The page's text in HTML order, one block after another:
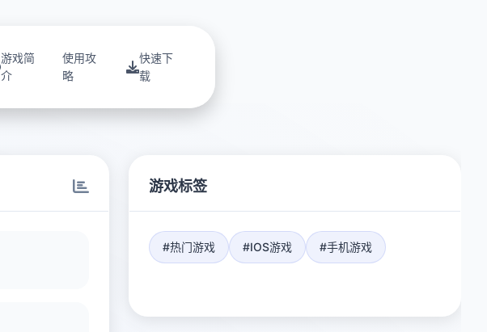
游戏简
介
使用攻
略
快速下
载
游戏标签
#热门游戏 #IOS游戏 #手机游戏